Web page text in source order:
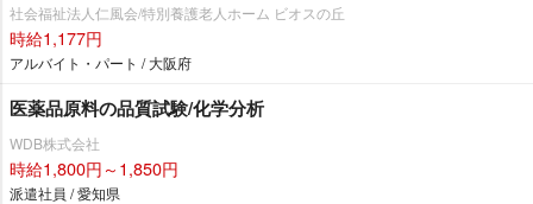
社会福祉法人仁風会/特別養護老人ホーム ビオスの丘
時給1,177円
アルバイト・パート / 大阪府
医薬品原料の品質試験/化学分析
WDB株式会社
時給1,800円～1,850円
派遣社員 / 愛知県